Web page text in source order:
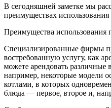
В сегодняшней заметке мы
преимуществах
Преимущества использования
Специализированные фирмы
востребованную услугу, как
можете арендовать
например, некоторые модели
котлами, в которых
блюда — первое, второе и,